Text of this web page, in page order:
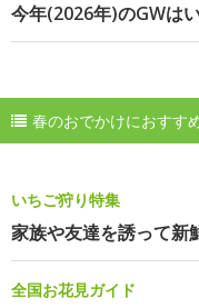
今年(2026年)のGWは
春のおでかけにおすす
いちご狩り特集
家族や友達を誘って新
全国お花見ガイド